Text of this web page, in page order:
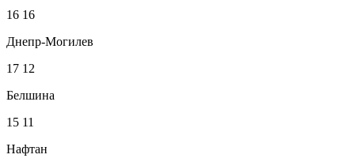
16 16
Днепр-Могилев
17 12
Белшина
15 11
Нафтан